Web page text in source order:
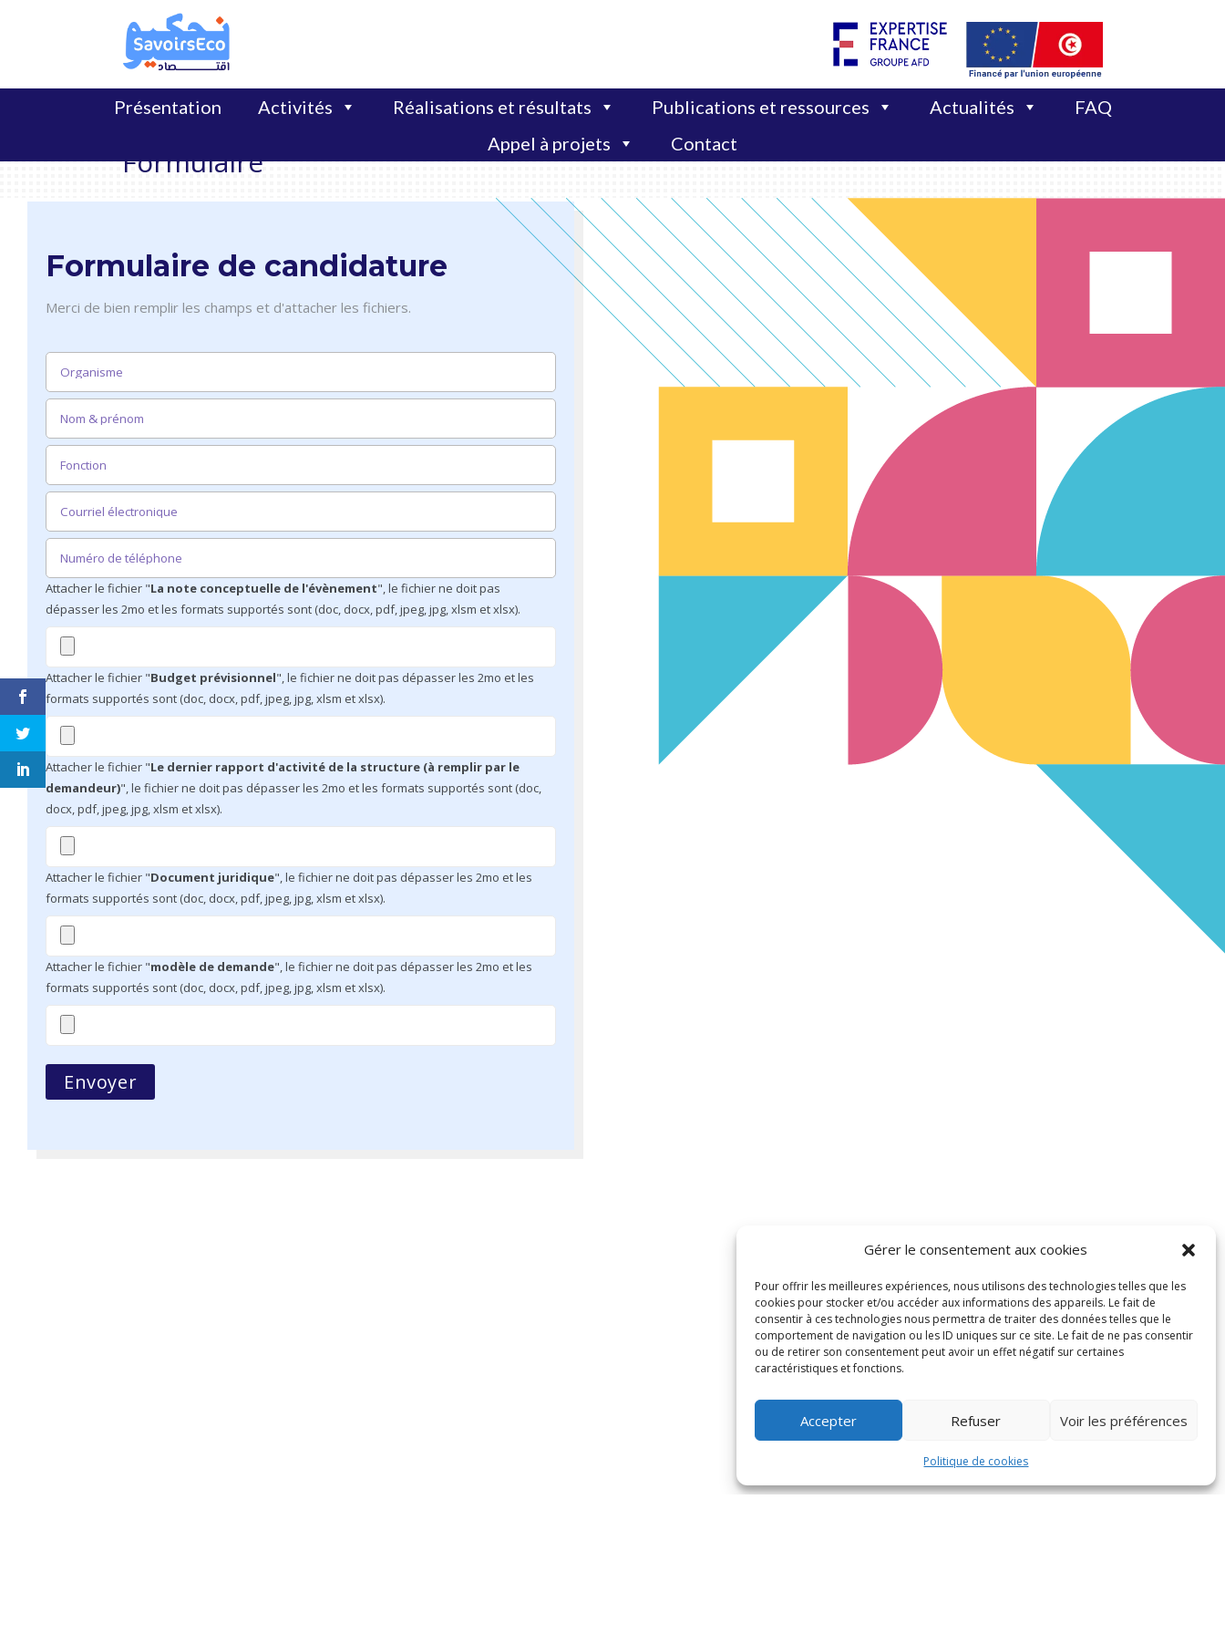
Gérer le consentement aux cookies
Pour offrir les meilleures expériences, nous utilisons des technologies telles que les
cookies pour stocker et/ou accéder aux informations des appareils. Le fait de
consentir à ces technologies nous permettra de traiter des données telles que le
comportement de navigation ou les ID uniques sur ce site. Le fait de ne pas consentir
ou de retirer son consentement peut avoir un effet négatif sur certaines
caractéristiques et fonctions.
Accepter Refuser Voir les préférences
Politique de cookies
Présentation Activités Réalisations et résultats Publications et ressources Actualités
FAQ
Appel à projets
Contact
Formulaire
Formulaire de candidature
Merci de bien remplir les champs et d'attacher les fichiers.
Attacher le fichier "La note conceptuelle de l'évènement", le fichier ne doit pas
dépasser les 2mo et les formats supportés sont (doc, docx, pdf, jpeg, jpg, xlsm et xlsx).
Attacher le fichier "Budget prévisionnel", le fichier ne doit pas dépasser les 2mo et les
formats supportés sont (doc, docx, pdf, jpeg, jpg, xlsm et xlsx).
Attacher le fichier "Le dernier rapport d'activité de la structure (à remplir par le
demandeur)", le fichier ne doit pas dépasser les 2mo et les formats supportés sont (doc,
docx, pdf, jpeg, jpg, xlsm et xlsx).
Attacher le fichier "Document juridique", le fichier ne doit pas dépasser les 2mo et les
formats supportés sont (doc, docx, pdf, jpeg, jpg, xlsm et xlsx).
Attacher le fichier "modèle de demande", le fichier ne doit pas dépasser les 2mo et les
formats supportés sont (doc, docx, pdf, jpeg, jpg, xlsm et xlsx).